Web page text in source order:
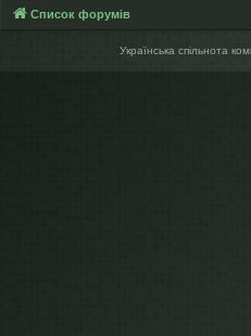
ту Список форумів
Українська спільнота